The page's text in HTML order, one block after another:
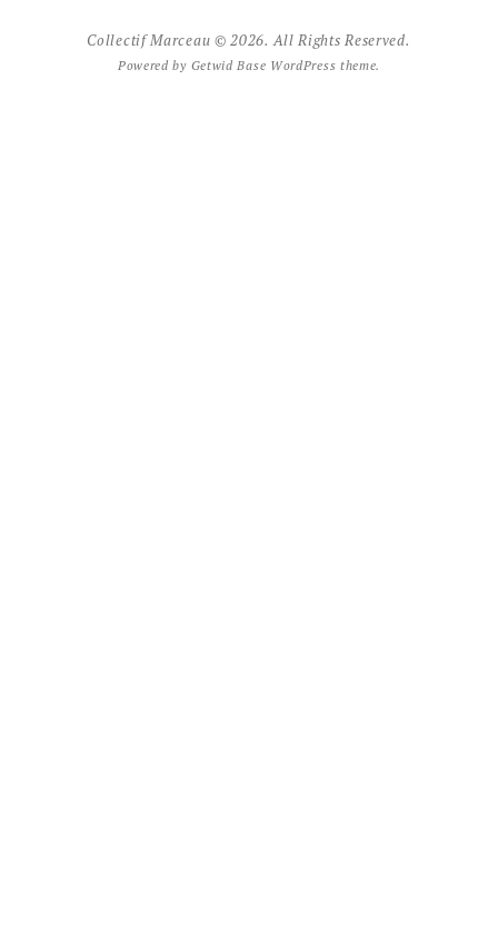
Collectif Marceau © 2026. All Rights Reserved.
Powered by Getwid Base WordPress theme.